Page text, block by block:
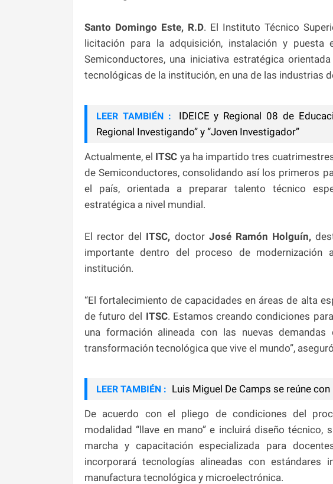
Santo Domingo Este, R.D. El Instituto Técnico
licitación para la adquisición, instalación y
Semiconductores, una iniciativa estratégica
tecnológicas de la institución, en una de las industrias
LEER TAMBIÉN :
IDEICE y Regional 08 de
Regional Investigando” y “Joven Investigador”
Actualmente, el ITSC ya ha impartido tres
de Semiconductores, consolidando así los primeros
el país, orientada a preparar talento técnico
estratégica a nivel mundial.
El rector del ITSC, doctor José Ramón Holguín,
importante dentro del proceso de modernización
institución.
“El fortalecimiento de capacidades en áreas de alta
de futuro del ITSC. Estamos creando condiciones
una formación alineada con las nuevas
transformación tecnológica que vive el mundo”, aseguró
LEER TAMBIÉN : Luis Miguel De Camps se reúne
De acuerdo con el pliego de condiciones del
modalidad “llave en mano” e incluirá diseño técnico,
marcha y capacitación especializada para
incorporará tecnologías alineadas con estándares
manufactura tecnológica y microelectrónica.